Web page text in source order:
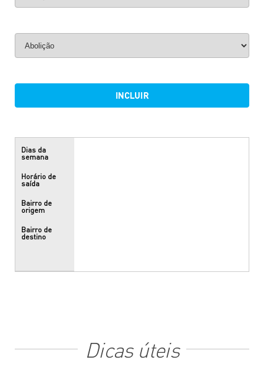
INCLUIR
Dias da
semana
Horário de
saída
Bairro de
origem
Bairro de
destino
Dicas úteis